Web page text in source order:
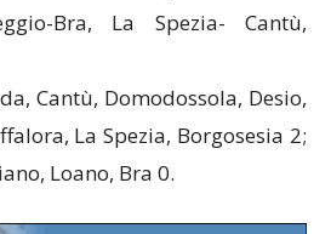
Bra, La Spezia- Cantù,
Cantù, Domodossola, Desio,
La Spezia, Borgosesia 2;
Loano, Bra 0.